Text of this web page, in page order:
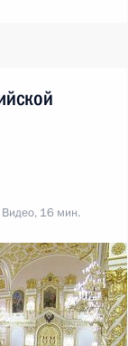
Видео, 16 мин.